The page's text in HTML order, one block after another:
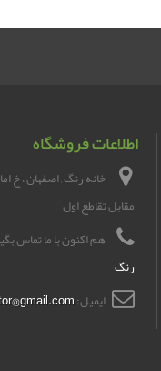
اطلاعات فروشگاه
خانه رنگ , اصفهان ، خ
مقابل تقاطع اول
هم اکنون با ما تماس
رنگ
ایمیل: